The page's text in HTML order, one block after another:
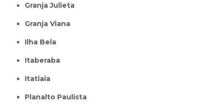
Granja Julieta
Granja Viana
Ilha Bela
Itaberaba
itatiaia
Planalto Paulista